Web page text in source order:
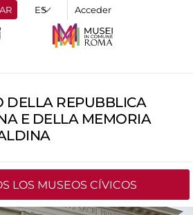
Acceder
DELLA REPUBBLICA
E DELLA MEMORIA
LOS MUSEOS CÍVICOS